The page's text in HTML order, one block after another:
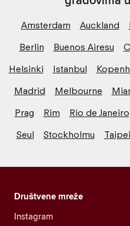
Amsterdam Auckland
Berlin
Buenos Airesu
Helsinki
Istanbul
Madrid
Melbourne
Prag
Rim Rio de Janeiro
Seul
Stockholmu Taipei
Društvene mreže
Instagram